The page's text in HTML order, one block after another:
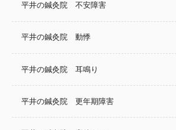
平井の鍼灸院 不安障害
平井の鍼灸院 動悸
平井の鍼灸院 耳鳴り
平井の鍼灸院 更年期障害